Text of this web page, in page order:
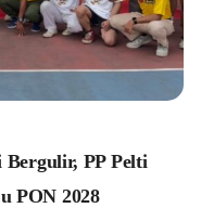
Bergulir, PP Pelti
PON 2028